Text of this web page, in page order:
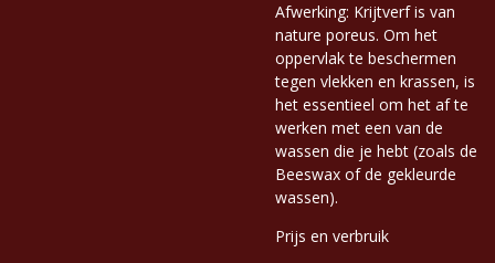
Afwerking: Krijtverf is van
nature poreus. Om het
oppervlak te beschermen
tegen vlekken en krassen, is
het essentieel om het af te
werken met een van de
wassen die je hebt (zoals de
Beeswax of de gekleurde
wassen).
Prijs en verbruik